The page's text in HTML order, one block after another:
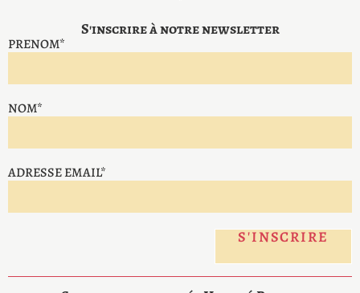
S'inscrire à notre newsletter
PRENOM*
NOM*
ADRESSE EMAIL*